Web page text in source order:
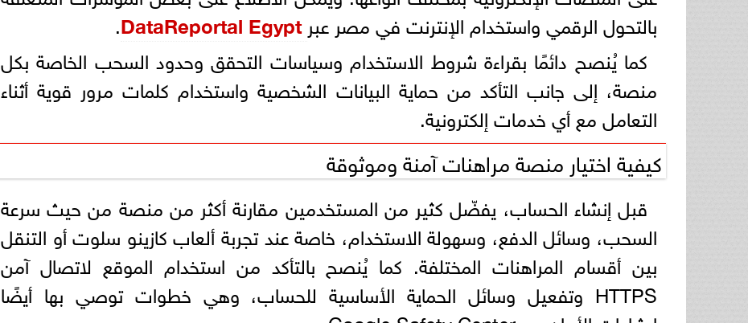
بالتحول الرقمي واستخدام الإنترنت في مصر عبر DataReportal Egypt
.
كما يُنصح دائمًا بقراءة شروط الاستخدام وسياسات التحقق وحدود السحب الخاصة بكل
منصة، إلى جانب التأكد من حماية البيانات الشخصية واستخدام كلمات مرور قوية أثناء
التعامل مع أي خدمات إلكترونية.
كيفية اختيار منصة مراهنات آمنة وموثوقة
قبل إنشاء الحساب، يفضّل كثير من المستخدمين مقارنة أكثر من منصة من حيث سرعة
السحب، وسائل الدفع، وسهولة الاستخدام، خاصة عند تجربة ألعاب كازينو سلوت أو التنقل
بين أقسام المراهنات المختلفة. كما يُنصح بالتأكد من استخدام الموقع لاتصال آمن
HTTPS وتفعيل وسائل الحماية الأساسية للحساب، وهي خطوات توصي بها أيضًا